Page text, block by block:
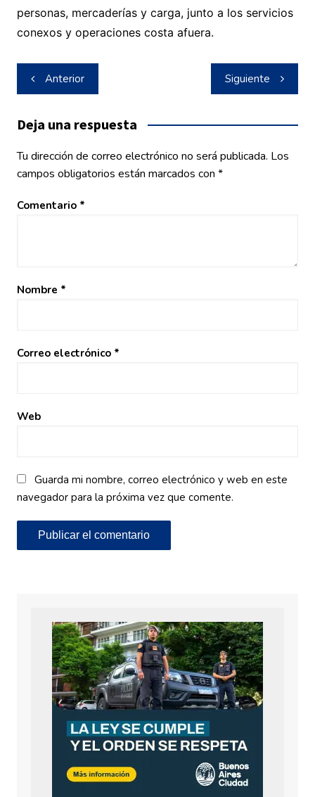
personas, mercaderías y carga, junto a los servicios
conexos y operaciones costa afuera.
Navegación
de
entradas
Anterior Siguiente
Deja una respuesta
Tu dirección de correo electrónico no será publicada. Los
campos obligatorios están marcados con *
Comentario *
Nombre *
Correo electrónico *
Web
Guarda mi nombre, correo electrónico y web en este
navegador para la próxima vez que comente.